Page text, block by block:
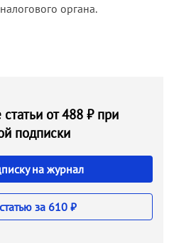
органа.
от 488 ₽ при
подписки
на журнал
за 610 ₽